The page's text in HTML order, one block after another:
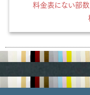
料金表にない部